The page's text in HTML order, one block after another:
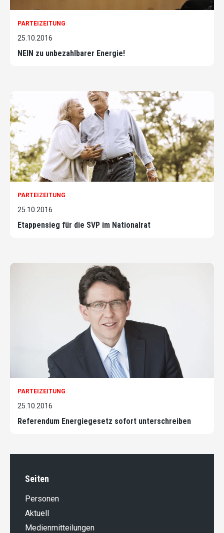
PARTEIZEITUNG
25.10.2016
NEIN zu unbezahlbarer Energie!
PARTEIZEITUNG
25.10.2016
Etappensieg für die SVP im Nationalrat
PARTEIZEITUNG
25.10.2016
Referendum Energiegesetz sofort unterschreiben
Seiten
Personen
Aktuell
Medienmitteilungen